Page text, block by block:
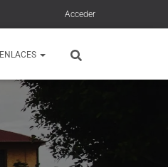
Acceder
ENLACES